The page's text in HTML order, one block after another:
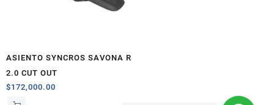
ASIENTO SYNCROS SAVONA R
2.0 CUT OUT
$172,000.00